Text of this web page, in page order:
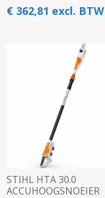
€ 362,81 excl. BTW
STIHL HTA 30.0
ACCUHOOGSNOEIER